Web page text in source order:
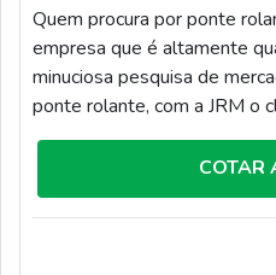
Quem procura por ponte
empresa que é altamente
minuciosa pesquisa de
ponte rolante, com a JRM o
com engenharia de campo
realizados.OUTRAS
ROLANTEA JRM objetiva
uma estrutura para os
COTAR